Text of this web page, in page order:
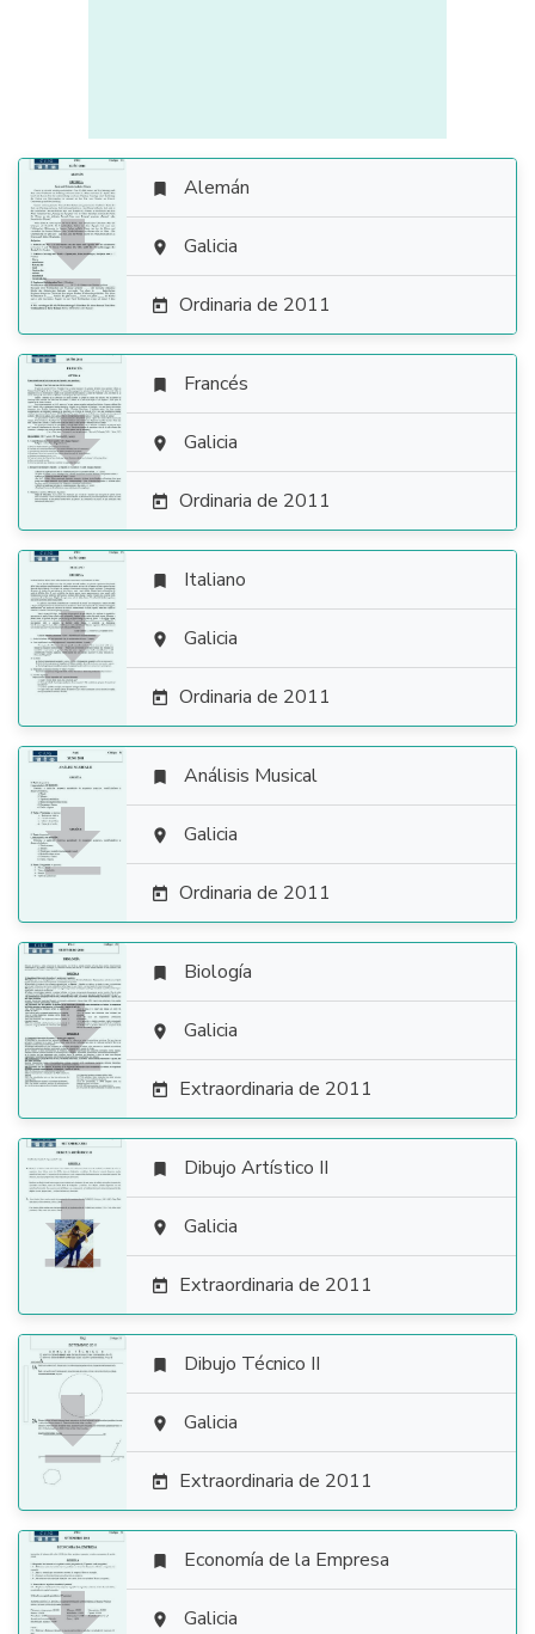

 Alemán
 Galicia
 Ordinaria de 2011

 Francés
 Galicia
 Ordinaria de 2011

 Italiano
 Galicia
 Ordinaria de 2011

 Análisis Musical
 Galicia
 Ordinaria de 2011

 Biología
 Galicia
 Extraordinaria de 2011

 Dibujo Artístico II
 Galicia
 Extraordinaria de 2011

 Dibujo Técnico II
 Galicia
 Extraordinaria de 2011
 Economía de la Empresa
 Galicia